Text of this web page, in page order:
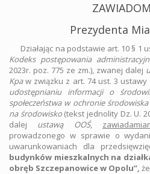
Prezydenta
Działając na podstawie art. 10 § 1
Kodeks postępowania
2023r. poz. 775 ze zm.), zwanej dalej
Kpaw związku z art. 74 ust. 3 ustawy
udostępnianiu informacji o
społeczeństwa w ochronie
na środowisko(tekst jednolity Dz. U.
dalej ustawą OOŚ,
prowadzonego w sprawie o
uwarunkowaniach dla
budynków mieszkalnych na
obręb Szczepanowice w Opolu”,